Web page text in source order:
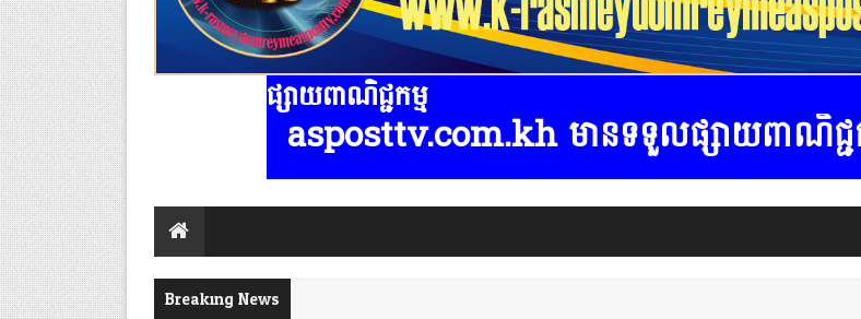
ផ្សាយពាណិជ្ជកម្ម
មានទទួលផ្សាយពាណិជ្ជកម្មគ្រ
Breaking News